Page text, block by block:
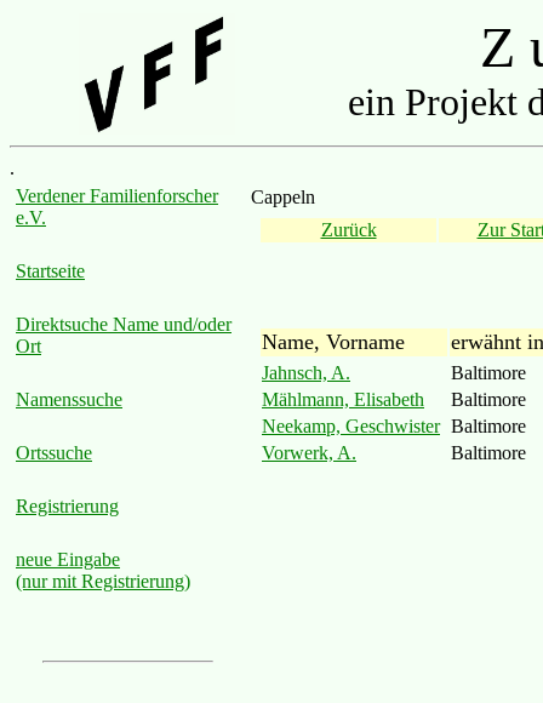
Z
ein Projekt
.
Verdener Familienforscher
e.V.
Startseite
Direktsuche Name und/oder
Ort
Namenssuche
Ortssuche
Registrierung
neue Eingabe
(nur mit Registrierung)
Cappeln
Zurück
Zur
Name, Vorname erwähnt in
Jahnsch, A.
Baltimore
Mählmann, Elisabeth
Baltimore
Neekamp, Geschwister Baltimore
Vorwerk, A.
Baltimore